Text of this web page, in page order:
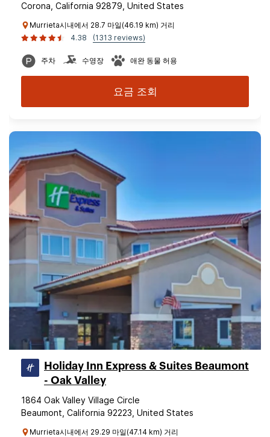
Corona, California 92879, United States
Murrieta시내에서 28.7 마일(46.19 km) 거리
4.38
(1313 reviews)
주차 수영장 애완 동물 허용
요금 조회
Holiday Inn Express & Suites Beaumont
- Oak Valley
1864 Oak Valley Village Circle
Beaumont, California 92223, United States
Murrieta시내에서 29.29 마일(47.14 km) 거리